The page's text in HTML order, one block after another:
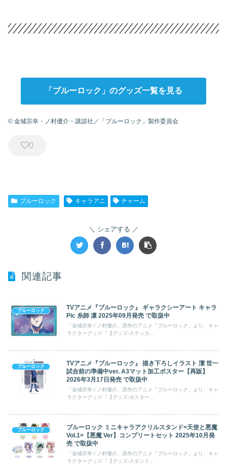
「ブルーロック」のグッズ一覧を見る
© 金城宗幸・ノ村優介・講談社／「ブルーロック」製作委員会
0
ブルーロック キャラアニ チャーム
シェアする
関連記事
ブルーロック
TVアニメ『ブルーロック』 ギャラクシーアート キャラ
Pic 糸師 凛 2025年09月発売 で取扱中
「金城宗幸 / ノ村優介」原作のアニメ「ブルーロック」より、キャ
ラクターグッズ『【グッズ-ステッカ...
ブルーロック
TVアニメ『ブルーロック』 描き下ろしイラスト 潔 世一
試合前の準備中ver. A3マット加工ポスター【再販】
2026年3月17日発売 で取扱中
「金城宗幸 / ノ村優介」原作のアニメ「ブルーロック」より、キャ
ラクターグッズ『【グッズ-ポスター...
ブルーロック
ブルーロック ミニキャラアクリルスタンド<天使と悪魔
Vol.1>【悪魔 Ver】コンプリートセット 2025年10月発
売 で取扱中
「金城宗幸 / ノ村優介」原作のアニメ「ブルーロック」より、キャ
ラクターグッズ『【グッズ-スタンド...